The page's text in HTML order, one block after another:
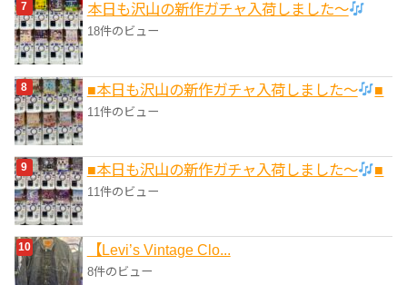
本日も沢山の新作ガチャ入荷しました〜
18件のビュー
■本日も沢山の新作ガチャ入荷しました〜 ■
11件のビュー
■本日も沢山の新作ガチャ入荷しました〜 ■
11件のビュー
【Levi’s Vintage Clo...
8件のビュー